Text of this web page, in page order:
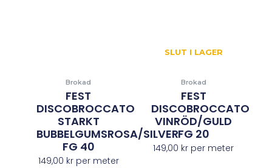
Brokad
FEST
DISCOBROCCATO
STARKT
BUBBELGUMSROSA/SILVER
FG 40
149,00 krper meter
SLUT I LAGER
Brokad
FEST
DISCOBROCCATO
VINRÖD/GULD
FG 20
149,00 kr per meter